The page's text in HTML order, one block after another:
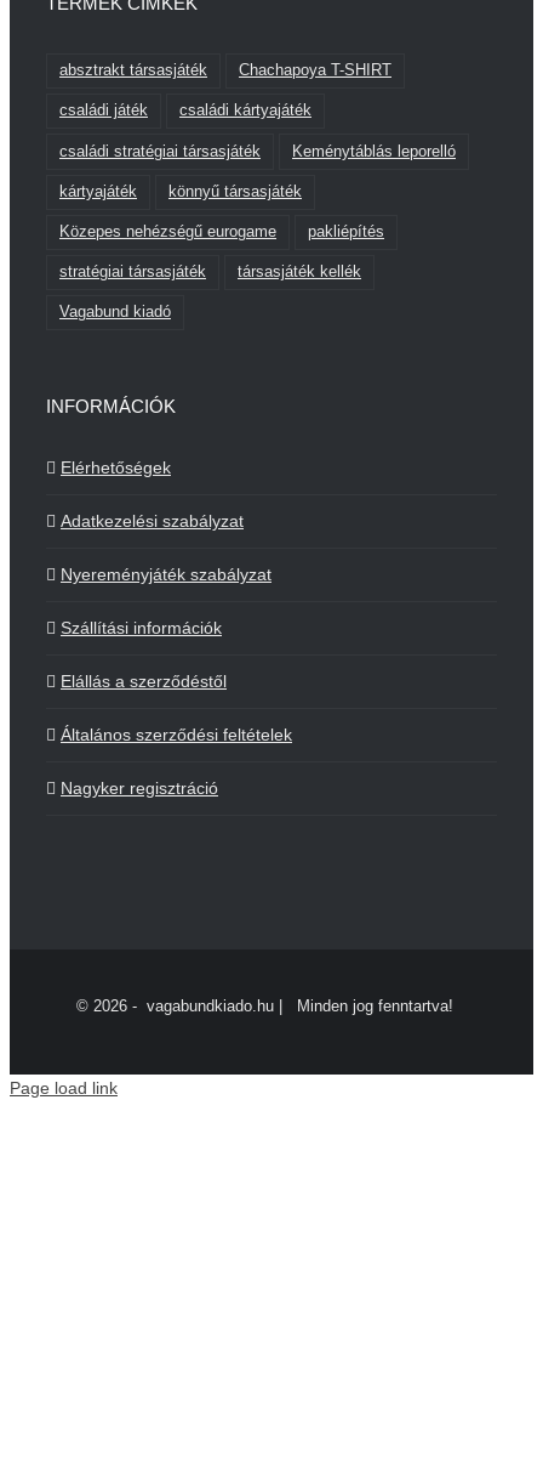
absztrakt társasjáték Chachapoya T-SHIRT
családi játék családi kártyajáték
családi stratégiai társasjáték Keménytáblás leporelló
kártyajáték könnyű társasjáték
Közepes nehézségű eurogame pakliépítés
stratégiai társasjáték társasjáték kellék
Vagabund kiadó
INFORMÁCIÓK
Elérhetőségek
Adatkezelési szabályzat
Nyereményjáték szabályzat
Szállítási információk
Elállás a szerződéstől
Általános szerződési feltételek
Nagyker regisztráció
© 2026 - vagabundkiado.hu | Minden jog fenntartva!
Page load link